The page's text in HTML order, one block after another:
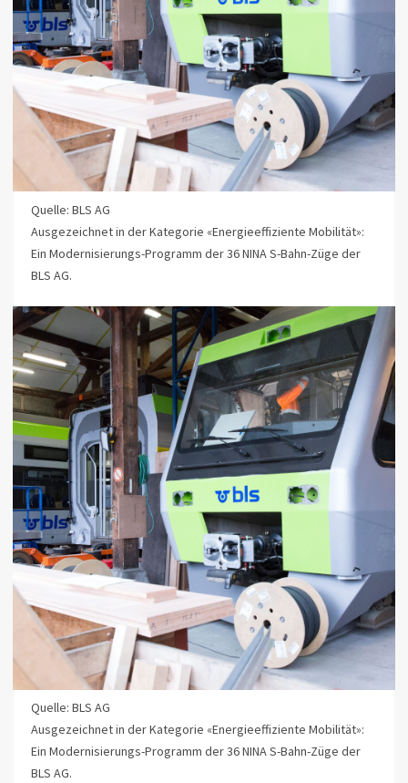
Quelle: BLS AG
Ausgezeichnet in der Kategorie «Energieeffiziente Mobilität»:
Ein Modernisierungs-Programm der 36 NINA S-Bahn-Züge der
BLS AG.
Quelle: BLS AG
Ausgezeichnet in der Kategorie «Energieeffiziente Mobilität»:
Ein Modernisierungs-Programm der 36 NINA S-Bahn-Züge der
BLS AG.